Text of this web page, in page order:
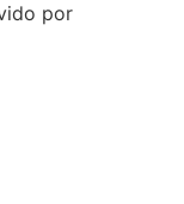
por